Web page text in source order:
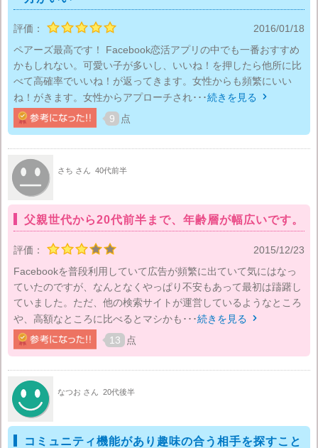
評価：
2016/01/18
ペアーズ最高です！ Facebook恋活アプリの中でも一番おすすめ
かもしれない。可愛い子が多いし、いいね！を押したら他所に比
べて高確率でいいね！が返ってきます。女性からも頻繁にいい
ね！がきます。女性からアプローチされ･･･続きを見る 
9 点
さち さん 40代前半
父親世代から20代前半まで、年齢層が幅広いです。
評価：
2015/12/23
Facebookを普段利用していて広告が頻繁に出ていて気にはなっ
ていたのですが、なんとなくやっぱり不安もあって最初は躊躇し
ていました。ただ、他の検索サイトが運営しているようなところ
や、高額なところに比べるとマシかも･･･続きを見る 
13 点
なつお さん 20代後半
コミュニティ機能があり趣味の合う相手を探すこと